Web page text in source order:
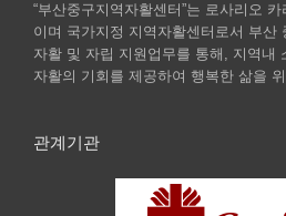
“부산중구지역자활센터”는 로사리오
이며 국가지정 지역자활센터로서 부산
자활 및 자립 지원업무를 통해, 지역내
자활의 기회를 제공하여 행복한 삶을
관계기관